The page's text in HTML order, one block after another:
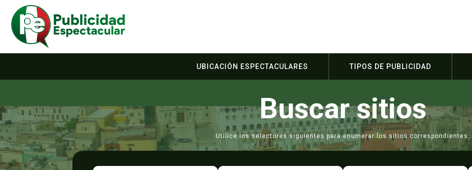
UBICACIÓN ESPECTACULARES TIPOS DE PUBLICIDAD
Buscar sitios
Utilice los selectores siguientes para enumerar los sitios correspondientes.